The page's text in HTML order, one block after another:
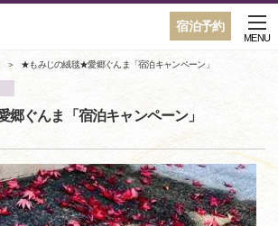
宿泊予約
MENU
★もみじの絨毯★愛郷ぐんま「宿泊キャンペーン」
ぐんま「宿泊キャンペーン」